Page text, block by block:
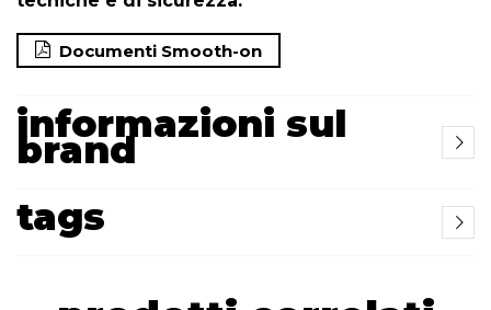
Documenti Smooth-on
informazioni sul
brand
tags